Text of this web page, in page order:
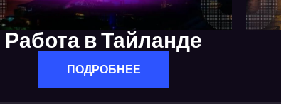
Работа в Тайланде
ПОДРОБНЕЕ